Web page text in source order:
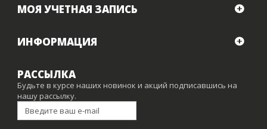
МОЯ УЧЕТНАЯ ЗАПИСЬ
ИНФОРМАЦИЯ
РАССЫЛКА
Будьте в курсе наших новинок и акций подписавшись на
нашу рассылку.